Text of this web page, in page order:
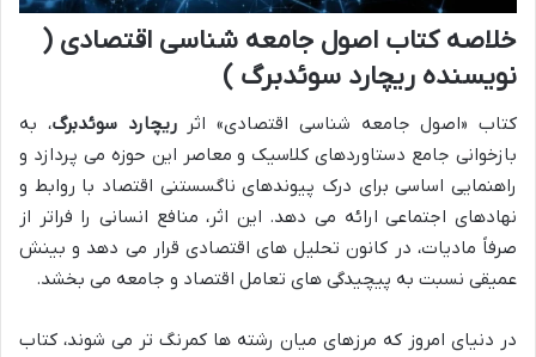
خلاصه کتاب اصول جامعه شناسی اقتصادی (
نویسنده ریچارد سوئدبرگ )
کتاب «اصول جامعه شناسی اقتصادی» اثرریچارد سوئدبرگ، به
بازخوانی جامع دستاوردهای کلاسیک و معاصر این حوزه می پردازد و
راهنمایی اساسی برای درک پیوندهای ناگسستنی اقتصاد با روابط و
نهادهای اجتماعی ارائه می دهد. این اثر، منافع انسانی را فراتر از
صرفاً مادیات، در کانون تحلیل های اقتصادی قرار می دهد و بینش
عمیقی نسبت به پیچیدگی های تعامل اقتصاد و جامعه می بخشد.
در دنیای امروز که مرزهای میان رشته ها کمرنگ تر می شوند، کتاب